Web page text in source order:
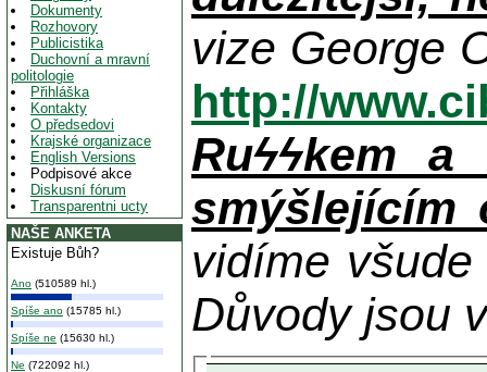
Dokumenty
Rozhovory
Publicistika
Duchovní a mravní
politologie
Přihláška
Kontakty
O předsedovi
Krajské organizace
English Versions
Podpisové akce
Diskusní fórum
Transparentni ucty
NAŠE ANKETA
Existuje Bůh?
Ano (510589 hl.)
Spíše ano (15785 hl.)
Spíše ne (15630 hl.)
Ne (722092 hl.)
vize George
http://
Ruϟϟkem
smýšlejícím
vidíme
Důvody jsou